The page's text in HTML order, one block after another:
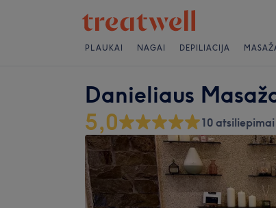
PLAUKAI NAGAI DEPILIACIJA
Danieliaus
5,0 10 atsiliepimai